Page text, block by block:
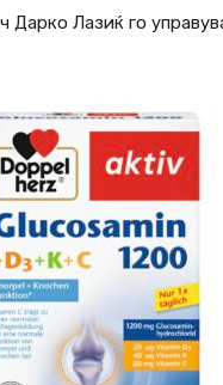
Дарко Лазиќ го